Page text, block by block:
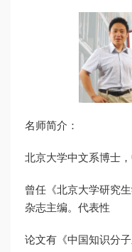
名师简介：
北京大学中文系博士
曾任《北京大学研究
杂志主编。代表性
论文有《中国知识分